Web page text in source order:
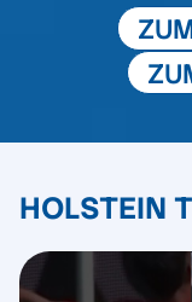
HOLSTEIN